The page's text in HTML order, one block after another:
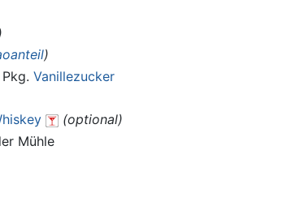
)
Vanillezucker
(optional)
Mühle